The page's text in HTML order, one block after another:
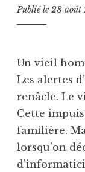
Publié le28 août
Un vieil
Les alertes
renâcle. Le
Cette
familière.
lorsqu’on